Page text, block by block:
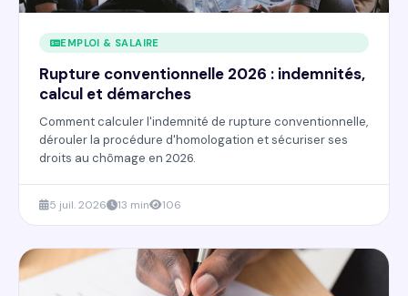
EMPLOI & SALAIRE
Rupture conventionnelle 2026 : indemnités,
calcul et démarches
Comment calculer l'indemnité de rupture conventionnelle,
dérouler la procédure d'homologation et sécuriser ses
droits au chômage en 2026.
5 juil. 2026 13 min 106